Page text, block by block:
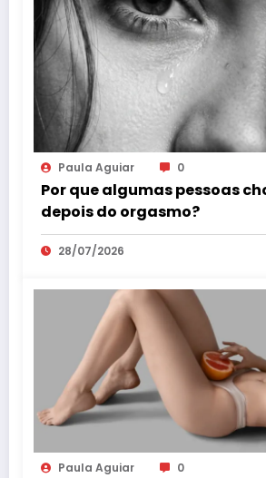
Paula Aguiar 0
Por que algumas pessoas
depois do orgasmo?
28/07/2026
Paula Aguiar 0